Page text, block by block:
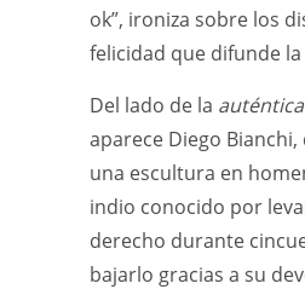
ok”, ironiza sobre los
felicidad que difunde
Del lado de la auténtica
aparece Diego
una escultura en
indio conocido por
derecho durante
bajarlo gracias a su